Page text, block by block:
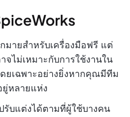
มายสำหรับเครื่องมือฟรี แต่
จไม่เหมาะกับการใช้งานใน
ยเฉพาะอย่างยิ่งหากคุณมีทีม
หลายแห่ง
รับแต่งได้ตามที่ผู้ใช้บางคน